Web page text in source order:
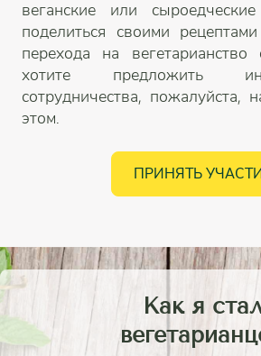
веганские или
поделиться своими
перехода на
хотите предложить
сотрудничества, пожалуйста,
этом.
ПРИНЯТЬ
Как я